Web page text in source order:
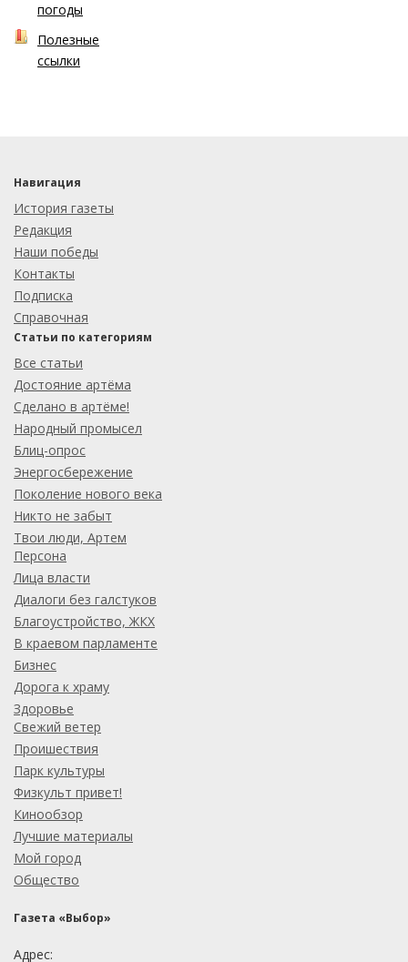
погоды
Полезные
ссылки
Навигация
История газеты
Редакция
Наши победы
Контакты
Подписка
Справочная
Статьи по категориям
Все статьи
Достояние артёма
Сделано в артёме!
Народный промысел
Блиц-опрос
Энергосбережение
Поколение нового века
Никто не забыт
Твои люди, Артем
Персона
Лица власти
Диалоги без галстуков
Благоустройство, ЖКХ
В краевом парламенте
Бизнес
Дорога к храму
Здоровье
Свежий ветер
Проишествия
Парк культуры
Физкульт привет!
Кинообзор
Лучшие материалы
Мой город
Общество
Газета «Выбор»
Адрес: